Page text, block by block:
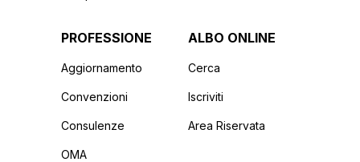
PROFESSIONE
Aggiornamento
Convenzioni
Consulenze
OMA
ALBO ONLINE
Cerca
Iscriviti
Area Riservata